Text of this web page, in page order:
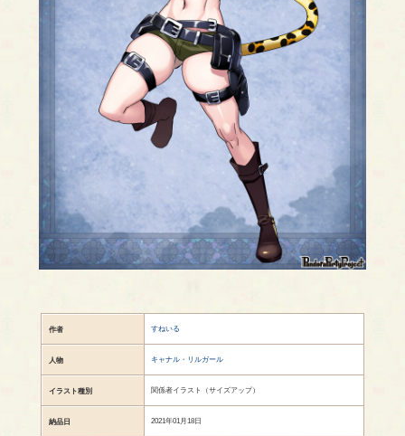
作者 すねいる
人物 キャナル・リルガール
イラスト種別 関係者イラスト（サイズアップ）
納品日 2021年01月18日